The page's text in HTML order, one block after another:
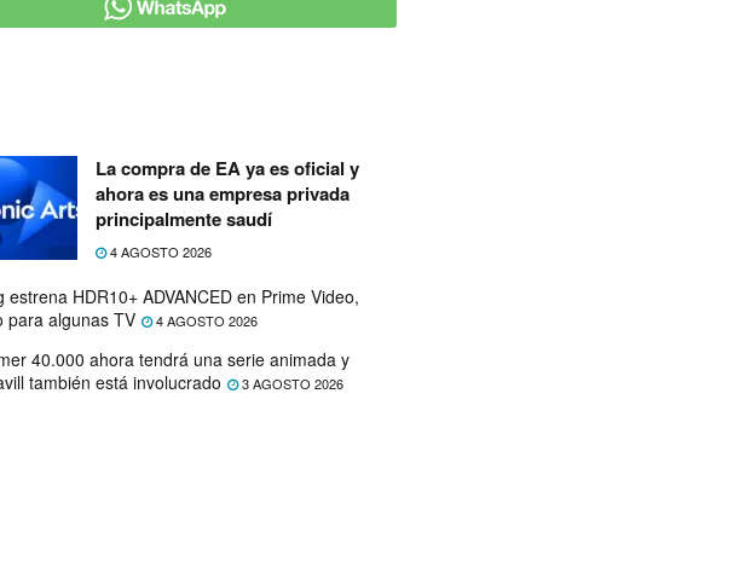
La compra de EA ya es oficial y
ahora es una empresa privada
principalmente saudí
4 AGOSTO 2026
estrena HDR10+ ADVANCED en Prime Video,
para algunas TV
4 AGOSTO 2026
40.000 ahora tendrá una serie animada y
también está involucrado
3 AGOSTO 2026